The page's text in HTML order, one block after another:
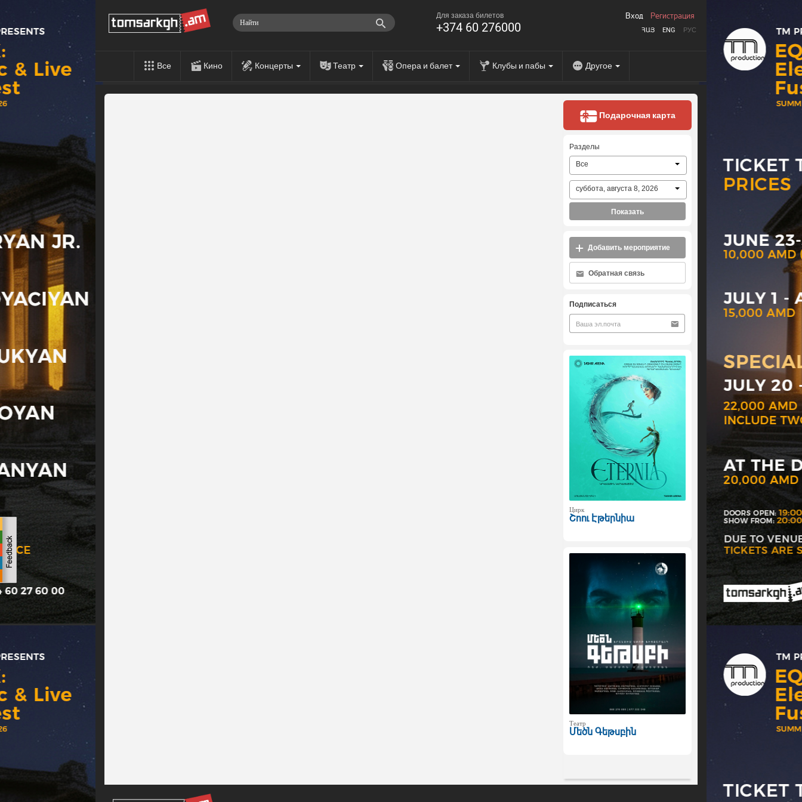
Для заказа билетов
+374 60 276000 ՀԱՅ ENG РУС
Вход Регистрация
Все Кино Концерты Театр Опера и балет Клубы и пабы Другое
Подарочная карта
Разделы
Все
суббота, августа 8, 2026
Показать
Добавить мероприятие
Обратная связь
Подписаться
Цирк
Շոու Էթերնիա
Театр
Մեծն Գեթսբին